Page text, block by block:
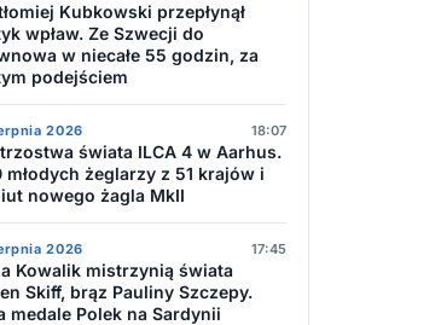
Kubkowski przepłynął
wpław. Ze Szwecji do
w niecałe 55 godzin, za
podejściem
2026 18:07
świata ILCA 4 w Aarhus.
młodych żeglarzy z 51 krajów i
nowego żagla MkII
2026 17:45
Kowalik mistrzynią świata
Skiff, brąz Pauliny Szczepy.
medale Polek na Sardynii